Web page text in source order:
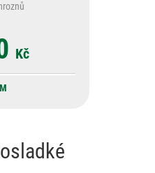
Kč